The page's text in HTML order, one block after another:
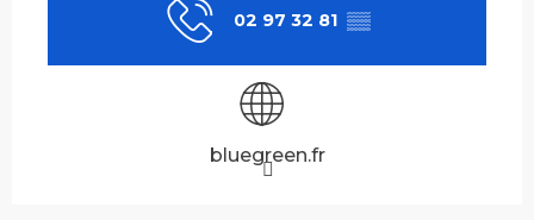
02 97 32 81 ▒▒
bluegreen.fr